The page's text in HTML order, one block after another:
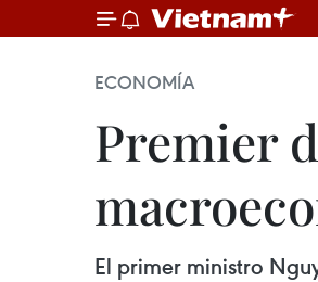
ECONOMÍA
Premier
El primer ministro